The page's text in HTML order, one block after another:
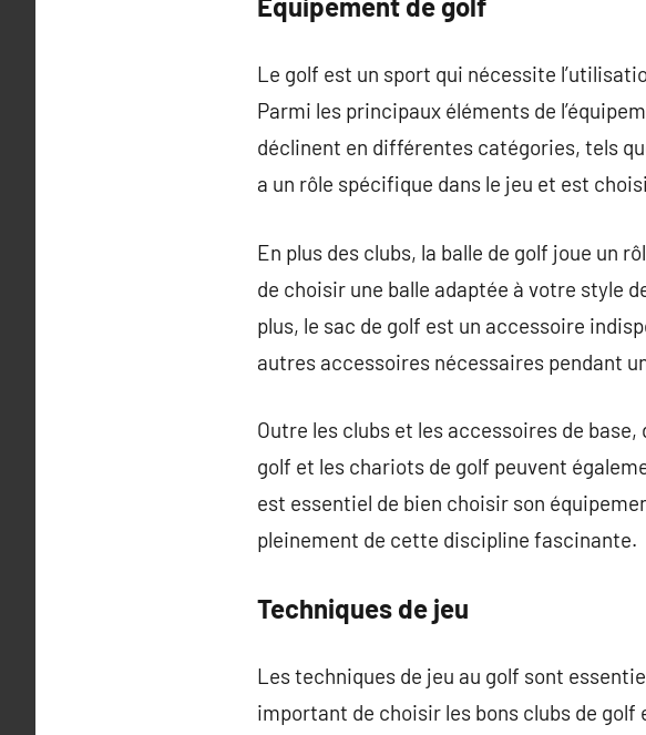
Le golf est un sport qui nécessite
Parmi les principaux éléments de
déclinent en différentes catégories, tels
a un rôle spécifique dans le jeu et est
En plus des clubs, la balle de golf joue un
de choisir une balle adaptée à votre style
plus, le sac de golf est un accessoire
autres accessoires nécessaires pendant
Outre les clubs et les accessoires de
golf et les chariots de golf peuvent
est essentiel de bien choisir son
pleinement de cette discipline fascinante.
Techniques de jeu
Les techniques de jeu au golf sont
important de choisir les bons clubs de